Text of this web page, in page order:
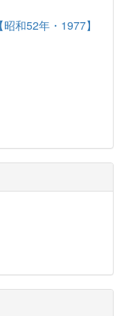
和52年・1977】